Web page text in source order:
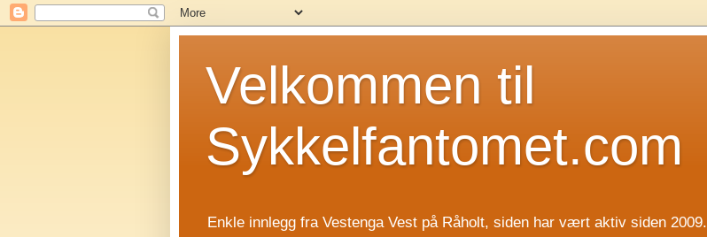
Velkommen til
Sykkelfantomet.com
Enkle innlegg fra Vestenga Vest på Råholt, siden har vært aktiv siden 2009.